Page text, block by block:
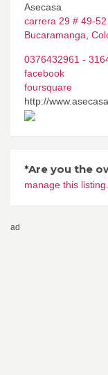
Asecasa
carrera 29 # 49-52
Bucaramanga
0376432961 -
facebook
foursquare
http://
*Are you the
manage this listing.
ad